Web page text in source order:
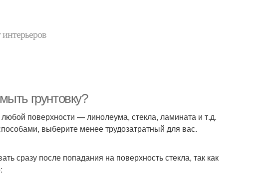
грунтовку?
поверхности — линолеума, стекла, ламината и т.д.
выберите менее трудозатратный для вас.
сразу после попадания на поверхность стекла, так как